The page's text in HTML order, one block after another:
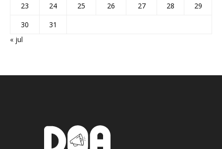
23
24 25 26 27 28
29
30
31
« jul